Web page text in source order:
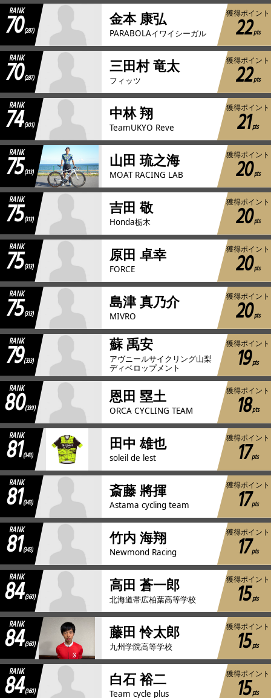
RANK
70(287)
金本 康弘
PARABOLAイワイシーガル
獲得ポイント
22pts
RANK
70(287)
三田村 竜太
フィッツ
獲得ポイント
22pts
RANK
74(301)
中林 翔
TeamUKYO Reve
獲得ポイント
21pts
RANK
75(313)
山田 琉之海
MOAT RACING LAB
獲得ポイント
20pts
RANK
75(313)
吉田 敬
Honda栃木
獲得ポイント
20pts
RANK
75(313)
原田 卓幸
FORCE
獲得ポイント
20pts
RANK
75(313)
島津 真乃介
MIVRO
獲得ポイント
20pts
RANK
79(333)
蘇 禹安
アヴニールサイクリング山梨
ディベロップメント
獲得ポイント
19pts
RANK
80(339)
恩田 塁土
ORCA CYCLING TEAM
獲得ポイント
18pts
RANK
81(343)
田中 雄也
soleil de lest
獲得ポイント
17pts
RANK
81(343)
斎藤 將揮
Astama cycling team
獲得ポイント
17pts
RANK
81(343)
竹内 海翔
Newmond Racing
獲得ポイント
17pts
RANK
84(360)
高田 蒼一郎
北海道帯広柏葉高等学校
獲得ポイント
15pts
RANK
84(360)
藤田 怜太郎
九州学院高等学校
獲得ポイント
15pts
RANK
84(360)
白石 裕二
Team cycle plus
獲得ポイント
15pts